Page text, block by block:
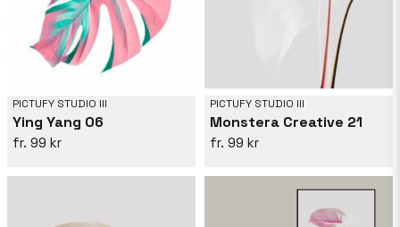
PICTUFY STUDIO III
Ying Yang 06
99 kr
PICTUFY STUDIO III
Monstera Creative 21
99 kr